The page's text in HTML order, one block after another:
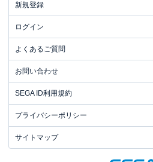
新規登録
ログイン
よくあるご質問
お問い合わせ
SEGA ID利用規約
プライバシーポリシー
サイトマップ